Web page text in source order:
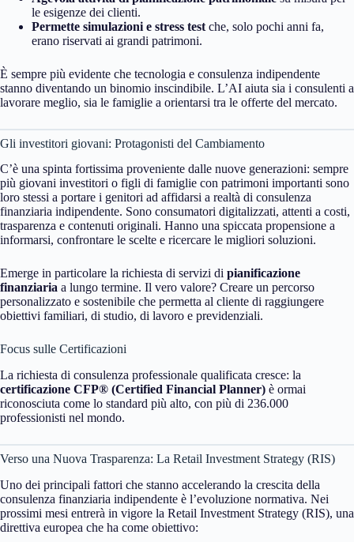
le esigenze dei clienti.
Permette simulazioni e stress test che, solo pochi anni fa,
erano riservati ai grandi patrimoni.
È sempre più evidente che tecnologia e consulenza indipendente
stanno diventando un binomio inscindibile. L’AI aiuta sia i consulenti a
lavorare meglio, sia le famiglie a orientarsi tra le offerte del mercato.
Gli investitori giovani: Protagonisti del Cambiamento
C’è una spinta fortissima proveniente dalle nuove generazioni: sempre
più giovani investitori o figli di famiglie con patrimoni importanti sono
loro stessi a portare i genitori ad affidarsi a realtà di consulenza
finanziaria indipendente. Sono consumatori digitalizzati, attenti a costi,
trasparenza e contenuti originali. Hanno una spiccata propensione a
informarsi, confrontare le scelte e ricercare le migliori soluzioni.
Emerge in particolare la richiesta di servizi di pianificazione
finanziaria a lungo termine. Il vero valore? Creare un percorso
personalizzato e sostenibile che permetta al cliente di raggiungere
obiettivi familiari, di studio, di lavoro e previdenziali.
Focus sulle Certificazioni
La richiesta di consulenza professionale qualificata cresce: la
certificazione CFP® (Certified Financial Planner) è ormai
riconosciuta come lo standard più alto, con più di 236.000
professionisti nel mondo.
Verso una Nuova Trasparenza: La Retail Investment Strategy (RIS)
Uno dei principali fattori che stanno accelerando la crescita della
consulenza finanziaria indipendente è l’evoluzione normativa. Nei
prossimi mesi entrerà in vigore la Retail Investment Strategy (RIS), una
direttiva europea che ha come obiettivo: